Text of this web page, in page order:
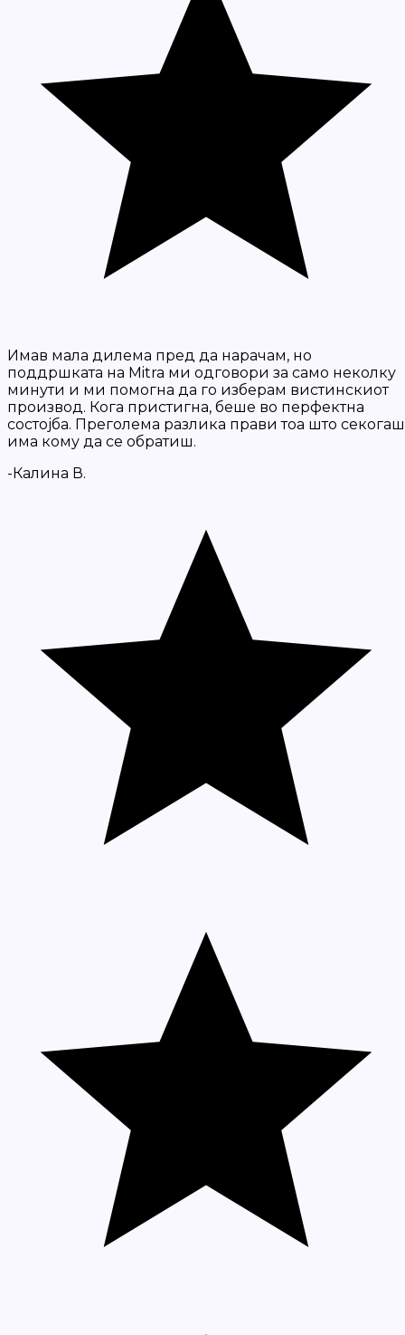
Имав мала дилема пред да нарачам, но
поддршката на Mitra ми одговори за само неколку
минути и ми помогна да го изберам вистинскиот
производ. Кога пристигна, беше во перфектна
состојба. Преголема разлика прави тоа што секогаш
има кому да се обратиш.
-Калина В.